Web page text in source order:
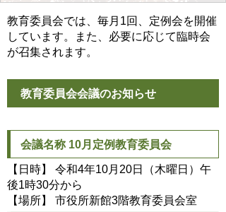
教育委員会では、毎月1回、定例会を開催
しています。また、必要に応じて臨時会
が召集されます。
教育委員会会議のお知らせ
会議名称 10月定例教育委員会
【日時】 令和4年10月20日（木曜日）午
後1時30分から
【場所】 市役所新館3階教育委員会室